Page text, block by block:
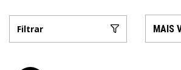
Filtrar